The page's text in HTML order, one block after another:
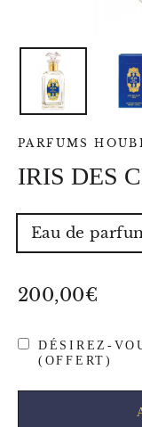
PARFUMS
IRIS DES
VOLUME
Eau de
Prix
200,00€
DÉSIREZ-
(OFFERT)